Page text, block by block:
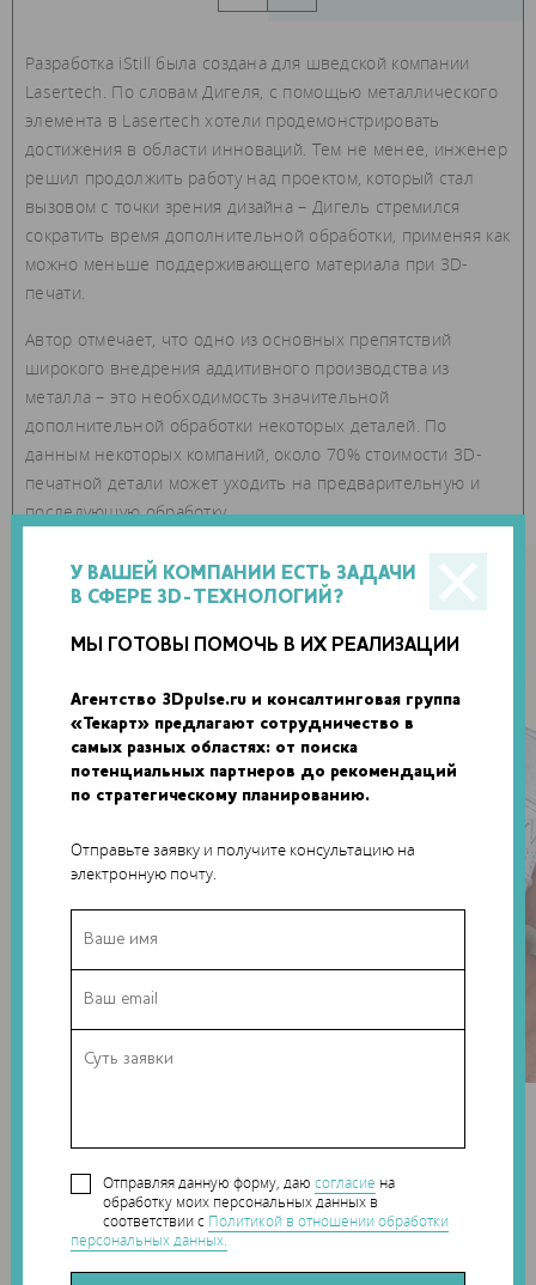
У ВАШЕЙ КОМПАНИИ ЕСТЬ ЗАДАЧИ
В СФЕРЕ 3D-ТЕХНОЛОГИЙ?
МЫ ГОТОВЫ ПОМОЧЬ В ИХ РЕАЛИЗАЦИИ
Агентство 3Dpulse.ru и консалтинговая группа
«Текарт» предлагают сотрудничество в
самых разных областях: от поиска
потенциальных партнеров до рекомендаций
по стратегическому планированию.
Отправьте заявку и получите консультацию на
электронную почту.
Отправляя данную форму, даюсогласие на
обработку моих персональных данных в
соответствии с Политикой в отношении обработки
персональных данных.
Разработка iStill была создана для шведской компании
Lasertech. По словам Дигеля, с помощью металлического
элемента в Lasertech хотели продемонстрировать
достижения в области инноваций. Тем не менее, инженер
решил продолжить работу над проектом, который стал
вызовом с точки зрения дизайна – Дигель стремился
сократить время дополнительной обработки, применяя как
можно меньше поддерживающего материала при 3D-
печати.
Автор отмечает, что одно из основных препятствий
широкого внедрения аддитивного производства из
металла – это необходимость значительной
дополнительной обработки некоторых деталей. По
данным некоторых компаний, около 70% стоимости 3D-
печатной детали может уходить на предварительную и
последующую обработку.
проблем. Для минимизации дополнительной обработки
ему пришлось избегать элементов с углами более 45
градусов от вертикали, а также деталей, нависающих
более чем на несколько миллиметров. В результате ему
удалось создать аппарат размером 117 x 58 x 66 мм,